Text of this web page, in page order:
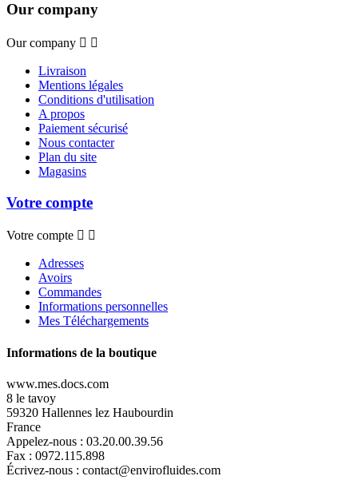
Our company
Our company  
Livraison
Mentions légales
Conditions d'utilisation
A propos
Paiement sécurisé
Nous contacter
Plan du site
Magasins
Votre compte
Votre compte  
Adresses
Avoirs
Commandes
Informations personnelles
Mes Téléchargements
Informations de la boutique
www.mes.docs.com
8 le tavoy
59320 Hallennes lez Haubourdin
France
Appelez-nous : 03.20.00.39.56
Fax : 0972.115.898
Écrivez-nous : contact@envirofluides.com